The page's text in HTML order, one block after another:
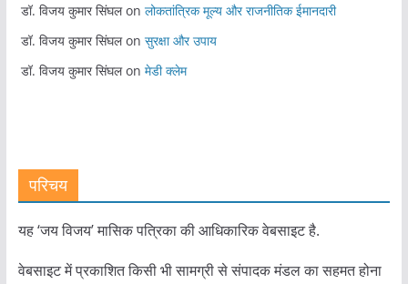
डॉ. विजय कुमार सिंघलon लोकतांत्रिक मूल्य और राजनीतिक ईमानदारी
डॉ. विजय कुमार सिंघलon सुरक्षा और उपाय
डॉ. विजय कुमार सिंघलon मेडी क्लेम
परिचय
यह ‘जय विजय’ मासिक पत्रिका की आधिकारिक वेबसाइट है.
वेबसाइट में प्रकाशित किसी भी सामग्री से संपादक मंडल का सहमत होना